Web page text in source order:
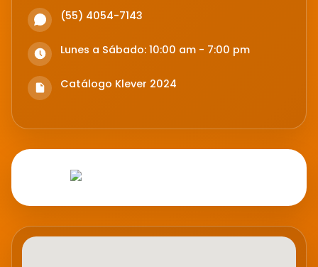
(55) 4054-7143
Lunes a Sábado: 10:00 am - 7:00 pm
Catálogo Klever 2024